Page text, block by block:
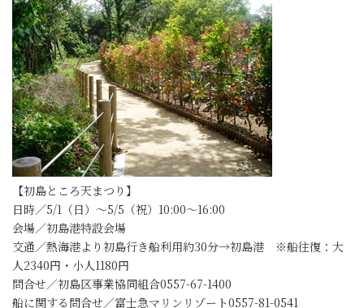
【初島ところ天まつり】
日時／5/1（日）～5/5（祝）10:00～16:00
会場／初島港特設会場
交通／熱海港より初島行き船利用約30分→初島港 ※船往復：大
人2340円・小人1180円
問合せ／初島区事業協同組合0557-67-1400
船に関する問合せ／富士急マリンリゾート0557-81-0541